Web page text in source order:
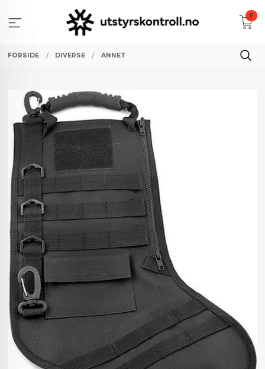
innholdet
0
FORSIDE DIVERSE ANNET